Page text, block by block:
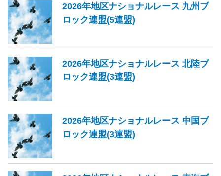
2026年地区ナショナルレース 九州ブ
ロック連盟(5連盟)
2026年地区ナショナルレース 北陸ブ
ロック連盟(3連盟)
2026年地区ナショナルレース 中国ブ
ロック連盟(3連盟)